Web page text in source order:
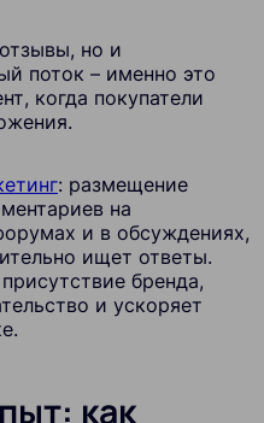
но и
поток – именно это
когда покупатели
: размещение
на
и в обсуждениях,
ищет ответы.
бренда,
и ускоряет
как